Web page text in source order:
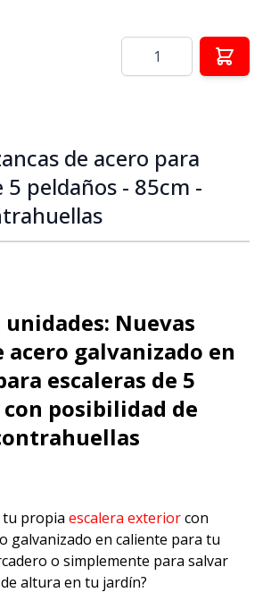
Cantidad
de acero para
5 peldaños - 85cm -
unidades: Nuevas
acero galvanizado en
escaleras de 5
posibilidad de
tu propia escalera exteriorcon
galvanizado en caliente para tu
o simplemente para salvar
altura en tu jardín?